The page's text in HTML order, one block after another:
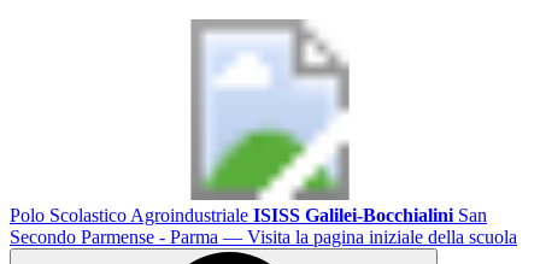
Polo Scolastico Agroindustriale ISISS Galilei-Bocchialini San
Secondo Parmense - Parma — Visita la pagina iniziale della scuola